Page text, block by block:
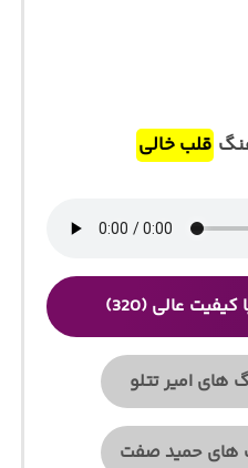
قلب خالی
عالی (320)
های امیر تتلو
های حمید صفت